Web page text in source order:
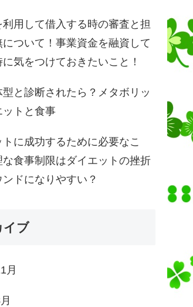
利用して借入する時の審査と担
ついて！事業資金を融資して
に気をつけておきたいこと！
型と診断されたら？メタボリッ
ットと食事
トに成功するために必要なこ
な食事制限はダイエットの挫折
ンドになりやすい？
イブ
月